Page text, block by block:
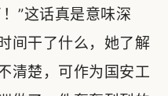
”这话真是意味深
间干了什么，她了解
清楚，可作为国安工